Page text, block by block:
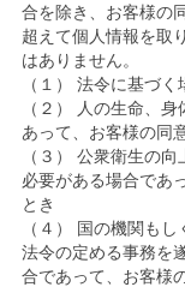
合を除き、お客様の
超えて個人情報を取
はありません。
（１） 法令に基づく
（２） 人の生命、
あって、お客様の同
（３） 公衆衛生の
必要がある場合であ
とき
（４） 国の機関も
法令の定める事務を
合であって、お客様